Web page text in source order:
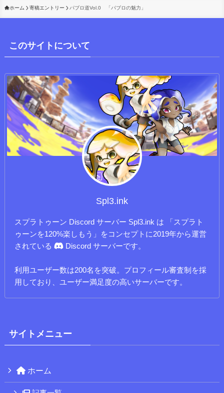
ホーム 寄稿エントリー パブロ道Vol.0 「パブロの魅力」
このサイトについて
Spl3.ink
スプラトゥーン Discord サーバー Spl3.ink は 「スプラト
ゥーンを120%楽しもう」をコンセプトに2019年から運営
されている
Discord サーバーです。
利用ユーザー数は200名を突破。プロフィール審査制を採
用しており、ユーザー満足度の高いサーバーです。
サイトメニュー
ホーム